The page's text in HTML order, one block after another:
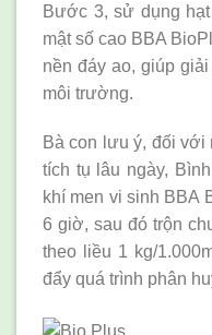
Bước 3, sử dụng
mật số cao BBA
nền đáy ao, giúp
môi trường.
Bà con lưu ý, đối
tích tụ lâu ngày,
khí men vi sinh BBA
6 giờ, sau đó trộn
theo liều 1 kg/
đẩy quá trình phân